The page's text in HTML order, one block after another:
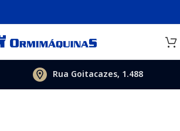
Rua Goitacazes, 1.488